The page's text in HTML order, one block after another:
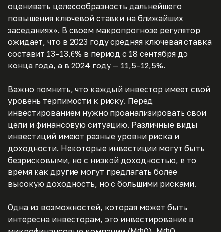
оценивать целесообразность дальнейшего
повышения ключевой ставки на ближайших
заседаниях». В своем макропрогнозе регулятор
ожидает, что в 2023 году средняя ключевая ставка
составит 13–13,6% в период с 18 сентября до
конца года, а в 2024 году — 11,5–12,5%.
Важно помнить, что каждый инвестор имеет свой
уровень терпимости к риску. Перед
инвестированием нужно проанализировать свои
цели и финансовую ситуацию. Различные виды
инвестиций имеют разные уровни риска и
доходности. Некоторые инвестиции могут быть
безрисковыми, но с низкой доходностью, в то
время как другие могут предлагать более
высокую доходность, но с большими рисками.
Одна из возможностей, которая может быть
интересна инвесторам, это инвестирование в